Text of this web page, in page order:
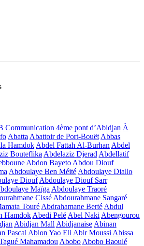
Communication 4ème pont d’Abidjan À
Abatta Abattoir de Port-Bouët Abbas
Hamdok Abdel Fattah Al-Burhan Abdel
Bouteflika Abdelaziz Djerad Abdellatif
Abdon Bayeto Abdou Diouf
Abdoulaye Ben Méité Abdoulaye Diallo
Diouf Abdoulaye Diouf Sarr
Maïga Abdoulaye Traoré
Cissé Abdourahmane Sangaré
Touré Abdrahamane Berté Abdul
Hamdok Abedi Pelé Abel Naki Abengourou
Abidjan Mall Abidjanaise Abinan
Pascal Abion Yao Eli Abir Moussi Abissa
Mahamadou Abobo Abobo Baoulé